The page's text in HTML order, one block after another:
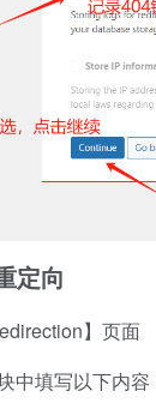
定向
】页面
中填写以下内容